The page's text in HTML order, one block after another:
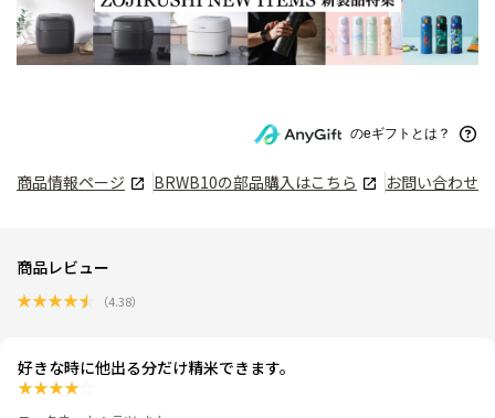
のeギフトとは？
商品情報ページ BRWB10の部品購入はこちら お問い合わせ
商品レビュー
★★★★★ （4.38）
好きな時に他出る分だけ精米できます。
★★★★